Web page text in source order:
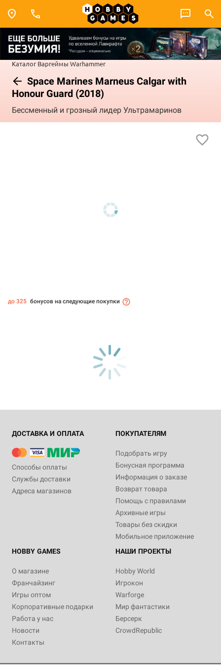
Каталог Варгеймы Warhammer
Space Marines Marneus Calgar with
Honour Guard (2018)
Бессменный и грозный лидер Ультрамаринов
до 325 бонусов на следующие покупки
ДОСТАВКА И ОПЛАТА
Способы оплаты
Службы доставки
Адреса магазинов
ПОКУПАТЕЛЯМ
Подобрать игру
Бонусная программа
Информация о заказе
Возврат товара
Помощь с правилами
Архивные игры
Товары без скидки
Мобильное приложение
HOBBY GAMES
О магазине
Франчайзинг
Игры оптом
Корпоративные подарки
Работа у нас
Новости
Контакты
НАШИ ПРОЕКТЫ
Hobby World
Игрокон
Warforge
Мир фантастики
Берсерк
CrowdRepublic